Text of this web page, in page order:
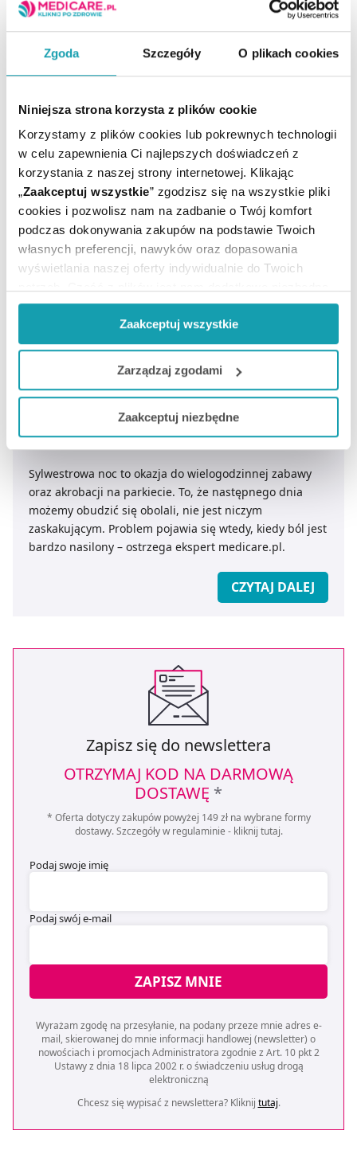
Zgoda Szczegóły O plikach cookies
Niniejsza strona korzysta z plików cookie
Korzystamy z plików cookies lub pokrewnych technologii
w celu zapewnienia Ci najlepszych doświadczeń z
korzystania z naszej strony internetowej. Klikając
„Zaakceptuj wszystkie” zgodzisz się na wszystkie pliki
cookies i pozwolisz nam na zadbanie o Twój komfort
podczas dokonywania zakupów na podstawie Twoich
własnych preferencji, nawyków oraz dopasowania
wyświetlania naszej oferty indywidualnie do Twoich
do prawidłowego działania Portalu oraz jego
funkcjonalności. W zależności od funkcji, dane o tym jak
korzystasz z naszej witryny będą również przekazywane
do naszych Partnerów marketingowych i analitycznych.
Jeżeli chcesz dostosować swoją zgodę i wybrać tylko
niektóre dodatkowe funkcje, z którymi wiąże się
zbieranie danych o Twojej aktywności dokonaj
zgodami”.
Możesz również kliknąć „Zaakceptuj niezbędne
będzie oznaczało, że nie wyrażasz zgody na
pozyskiwanie od Ciebie danych, które nie są niezbędne
dla funkcjonowania Strony. Będzie się to jednak wiązało
z brakiem dostępu do wszystkich funkcjonalności
Zaakceptuj wszystkie
Zarządzaj zgodami
Zaakceptuj niezbędne
Bolące pięty – co to oznacza? Diagnostyka,
rehabilitacja i domowe sposoby na ból pięt
piętowa to najczęstsze przyczyny bólu pięty.
Dolegliwość ta może pojawić się również w przebiegu
wielu innych schorzeń. Od czego bolą pięty? Przy
których chorobach ból pięty nasila się podczas
chodzenia, a przy których ustępuje? Jak leczyć
odczuwane dolegliwości bólowe i które z domowych
sposobów mogą rzeczywiście przynieść ulgę?
CZYTAJ DALEJ
Ból nóg: kłopot nie tylko tancerzy
Sylwestrowa noc to okazja do wielogodzinnej zabawy
oraz akrobacji na parkiecie. To, że następnego dnia
możemy obudzić się obolali, nie jest niczym
zaskakującym. Problem pojawia się wtedy, kiedy ból jest
bardzo nasilony – ostrzega ekspert medicare.pl.
CZYTAJ DALEJ
Zapisz się do newslettera
OTRZYMAJ KOD NA DARMOWĄ
DOSTAWĘ *
* Oferta dotyczy zakupów powyżej 149 zł na wybrane formy
dostawy. Szczegóły w regulaminie - kliknij tutaj.
Podaj swoje imię
Podaj swój e-mail
ZAPISZ MNIE
Wyrażam zgodę na przesyłanie, na podany przeze mnie adres e-
mail, skierowanej do mnie informacji handlowej (newsletter) o
nowościach i promocjach Administratora zgodnie z Art. 10 pkt 2
Ustawy z dnia 18 lipca 2002 r. o świadczeniu usług drogą
elektroniczną
Chcesz się wypisać z newslettera? Kliknij tutaj.